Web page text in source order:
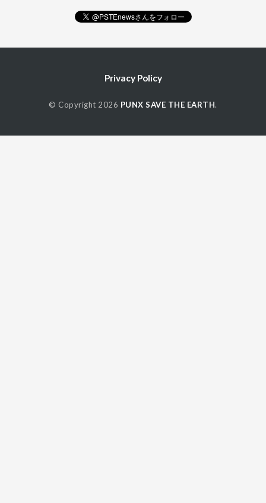
Privacy Policy
© Copyright 2026 PUNX SAVE THE EARTH.